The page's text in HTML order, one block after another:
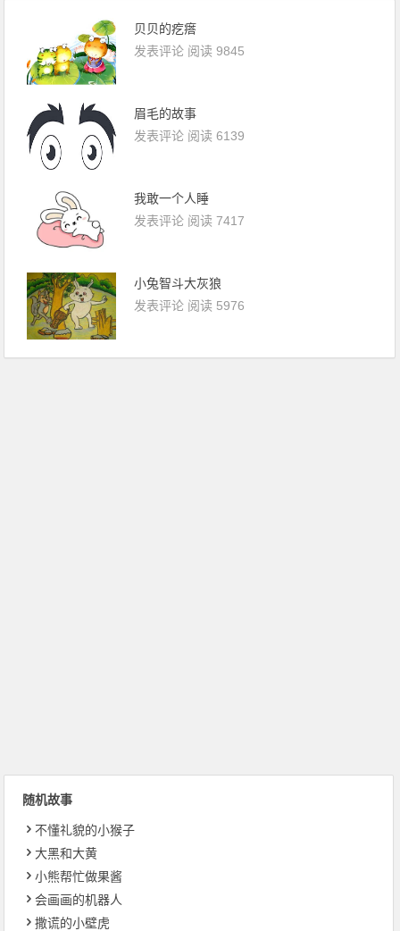
贝贝的疙瘩
发表评论 阅读 9845
眉毛的故事
发表评论 阅读 6139
我敢一个人睡
发表评论 阅读 7417
小兔智斗大灰狼
发表评论 阅读 5976
随机故事
不懂礼貌的小猴子
大黑和大黄
小熊帮忙做果酱
会画画的机器人
撒谎的小壁虎